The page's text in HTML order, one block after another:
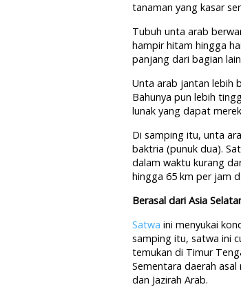
tanaman yang kasar
Tubuh unta arab
hampir hitam hingga
panjang dari bagian
Unta arab jantan lebih
Bahunya pun lebih
lunak yang dapat
Di samping itu, unta
baktria (punuk dua).
dalam waktu kurang
hingga 65 km per jam
Berasal dari Asia
Satwa ini menyukai
samping itu, satwa ini
temukan di Timur
Sementara daerah
dan Jazirah Arab.